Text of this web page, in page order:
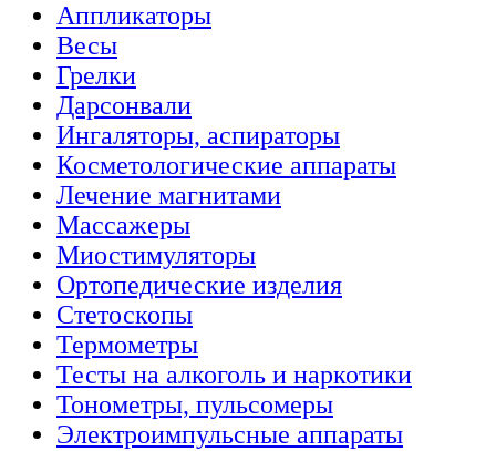
Аппликаторы
Весы
Грелки
Дарсонвали
Ингаляторы, аспираторы
Косметологические аппараты
Лечение магнитами
Массажеры
Миостимуляторы
Ортопедические изделия
Стетоскопы
Термометры
Тесты на алкоголь и наркотики
Тонометры, пульсомеры
Электроимпульсные аппараты